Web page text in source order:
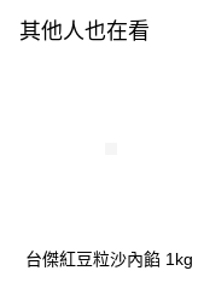
其他人也在看
台傑紅豆粒沙內餡 1kg